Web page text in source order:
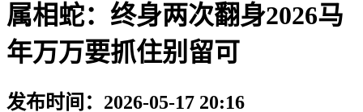
属相蛇：终身两次翻身2026马
年万万要抓住别留可
发布时间：2026-05-17 20:16